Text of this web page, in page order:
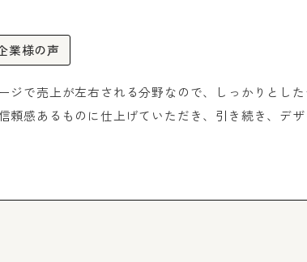
業様の声
ジで売上が左右される分野なので、しっかりとし
頼感あるものに仕上げていただき、引き続き、デ